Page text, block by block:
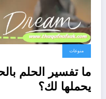
منوعات
ما تفسير الحلم
يحملها لك؟